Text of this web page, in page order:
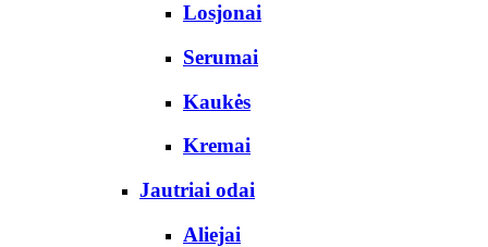
Losjonai
Serumai
Kaukės
Kremai
Jautriai odai
Aliejai